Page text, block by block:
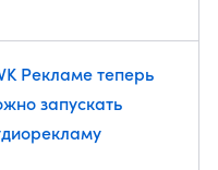
Рекламе теперь
запускать